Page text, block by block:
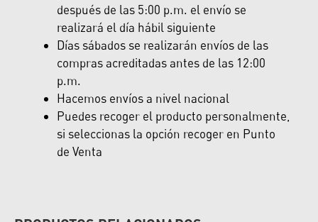
después de las 5:00 p.m. el envío se
realizará el día hábil siguiente
Días sábados se realizarán envíos de las
compras acreditadas antes de las 12:00
p.m.
Hacemos envíos a nivel nacional
Puedes recoger el producto personalmente,
si seleccionas la opción recoger en Punto
de Venta